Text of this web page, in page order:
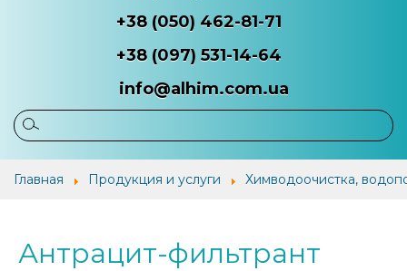
+38 (050) 462-81-71
+38 (097) 531-14-64
info@alhim.com.ua
Главная О
компании
Продукция
и услуги
Главная Продукция и услуги Химводоочистка,
Антрацит-фильтрант